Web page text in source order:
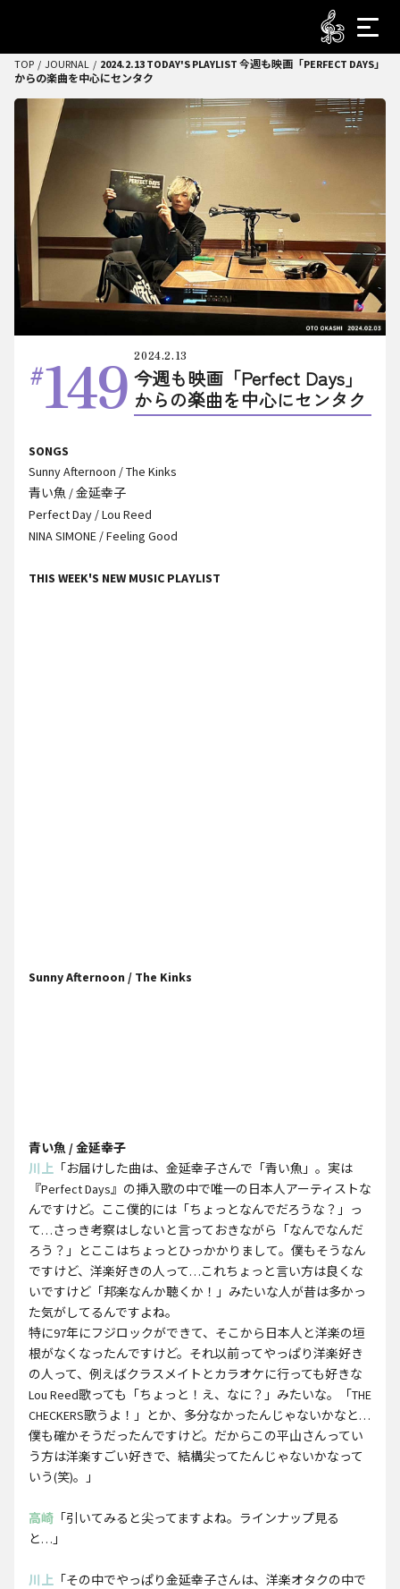
TOP JOURNAL
2024.2.13 TODAY'S PLAYLIST 今週も映画「PERFECT DAYS」
からの楽曲を中心にセンタク
149 2024.2.13
今週も映画「Perfect Days」
からの楽曲を中心にセンタク
SONGS
Sunny Afternoon / The Kinks
青い魚 / 金延幸子
Perfect Day / Lou Reed
NINA SIMONE / Feeling Good
THIS WEEK'S NEW MUSIC PLAYLIST
Sunny Afternoon / The Kinks
青い魚 / 金延幸子
川上 「お届けした曲は、金延幸子さんで「青い魚」。実は
『Perfect Days』の挿入歌の中で唯一の日本人アーティストな
んですけど。ここ僕的には「ちょっとなんでだろうな？」っ
て…さっき考察はしないと言っておきながら「なんでなんだ
ろう？」とここはちょっとひっかかりまして。僕もそうなん
ですけど、洋楽好きの人って…これちょっと言い方は良くな
いですけど「邦楽なんか聴くか！」みたいな人が昔は多かっ
た気がしてるんですよね。
特に97年にフジロックができて、そこから日本人と洋楽の垣
根がなくなったんですけど。それ以前ってやっぱり洋楽好き
の人って、例えばクラスメイトとカラオケに行っても好きな
Lou Reed歌っても「ちょっと！え、なに？」みたいな。「THE
CHECKERS歌うよ！」とか、多分なかったんじゃないかなと…
僕も確かそうだったんですけど。だからこの平山さんってい
う方は洋楽すごい好きで、結構尖ってたんじゃないかなって
いう(笑)。」
高崎 「引いてみると尖ってますよね。ラインナップ見る
と…」
川上 「その中でやっぱり金延幸子さんは、洋楽オタクの中で